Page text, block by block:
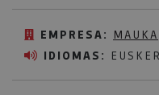
EMPRESA: MAUKA
IDIOMAS: